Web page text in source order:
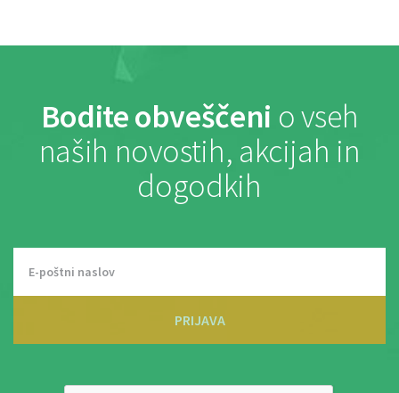
Bodite obveščeni o vseh
naših novostih, akcijah in
dogodkih
PRIJAVA